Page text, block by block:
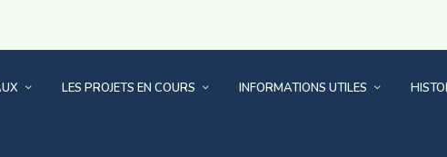
LES PROJETS EN COURS INFORMATIONS UTILES